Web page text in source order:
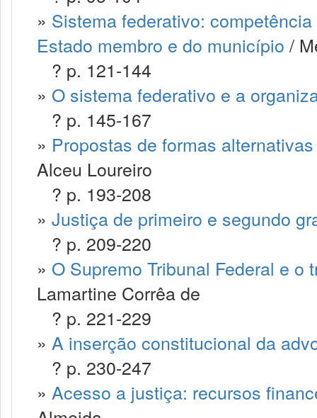
» Sistema federativo:
Estado membro e do município /
? p. 121-144
» O sistema federativo e a
? p. 145-167
» Propostas de formas
Alceu Loureiro
? p. 193-208
» Justiça de primeiro e segundo
? p. 209-220
» O Supremo Tribunal Federal e o
Lamartine Corrêa de
? p. 221-229
» A inserção constitucional da
? p. 230-247
» Acesso a justiça: recursos